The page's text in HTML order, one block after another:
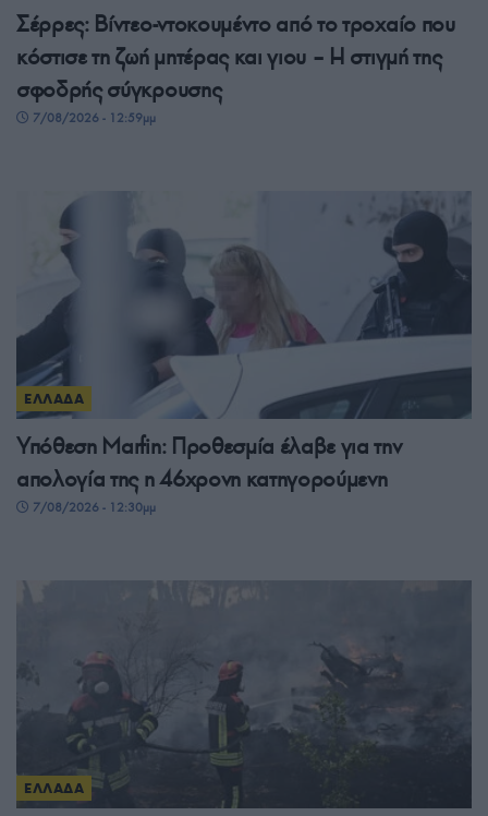
Σέρρες: Βίντεο-ντοκουμέντο από το τροχαίο που
κόστισε τη ζωή μητέρας και γιου – Η στιγμή της
σφοδρής σύγκρουσης
7/08/2026 - 12:59μμ
ΕΛΛΑΔΑ
Υπόθεση Marfin: Προθεσμία έλαβε για την
απολογία της η 46χρονη κατηγορούμενη
7/08/2026 - 12:30μμ
ΕΛΛΑΔΑ